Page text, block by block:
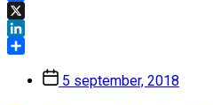
Facebook
X
LinkedIn
Inläggsdatum
5 september, 2018